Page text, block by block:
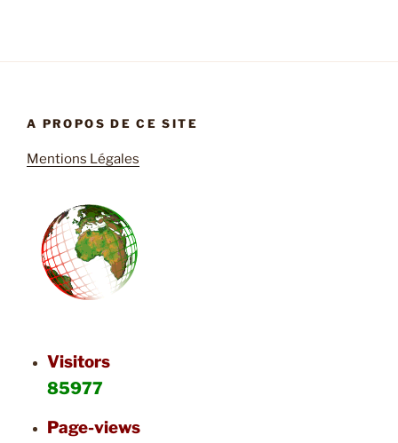
A PROPOS DE CE SITE
Mentions Légales
Visitors
85977
Page-views